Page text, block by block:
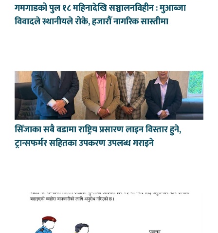
गमगाडको पुल १८ महिनादेखि सञ्चालनविहीन : मुआब्जा
विवादले स्थानीयले रोके, हजारौँ नागरिक सास्तीमा
सिँजाका सबै वडामा राष्ट्रिय प्रसारण लाइन विस्तार हुने,
ट्रान्सफर्मर सहितका उपकरण उपलब्ध गराइने